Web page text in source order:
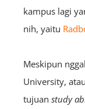
kampus lagi
nih, yaitu
Meskipun
University,
tujuan study